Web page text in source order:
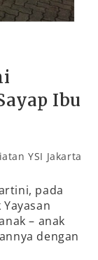
Ibu
YSI Jakarta
pada
– anak
dengan